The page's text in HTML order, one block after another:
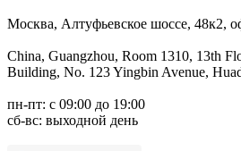
Москва, Алтуфьевское шоссе, 48к2,
China, Guangzhou, Room 1310, 13th
Building, No. 123 Yingbin Avenue,
пн-пт: с 09:00 до 19:00
сб-вс: выходной день